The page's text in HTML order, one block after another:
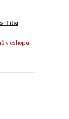
Tilia
v eshopu